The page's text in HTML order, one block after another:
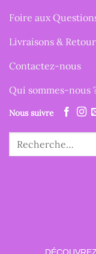
Foire aux
Livraisons &
Contactez-nous
Qui sommes-nous
Nous suivre
Recherche
pour :